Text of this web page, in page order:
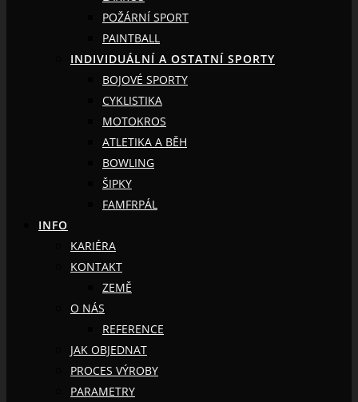
POŽÁRNÍ SPORT
PAINTBALL
INDIVIDUÁLNÍ A OSTATNÍ SPORTY
BOJOVÉ SPORTY
CYKLISTIKA
MOTOKROS
ATLETIKA A BĚH
BOWLING
ŠIPKY
FAMFRPÁL
INFO
KARIÉRA
KONTAKT
ZEMĚ
O NÁS
REFERENCE
JAK OBJEDNAT
PROCES VÝROBY
PARAMETRY